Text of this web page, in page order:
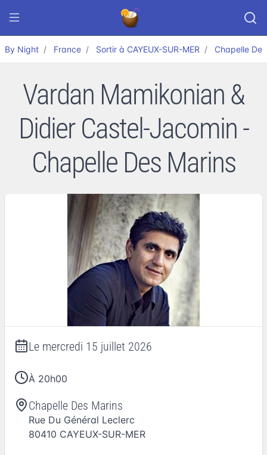
By Night France Sortir à CAYEUX-SUR-MER Chapelle
Vardan Mamikonian &
Didier Castel-Jacomin -
Chapelle Des Marins
Le mercredi 15 juillet 2026
À 20h00
Chapelle Des Marins
Rue Du Général Leclerc
80410 CAYEUX-SUR-MER